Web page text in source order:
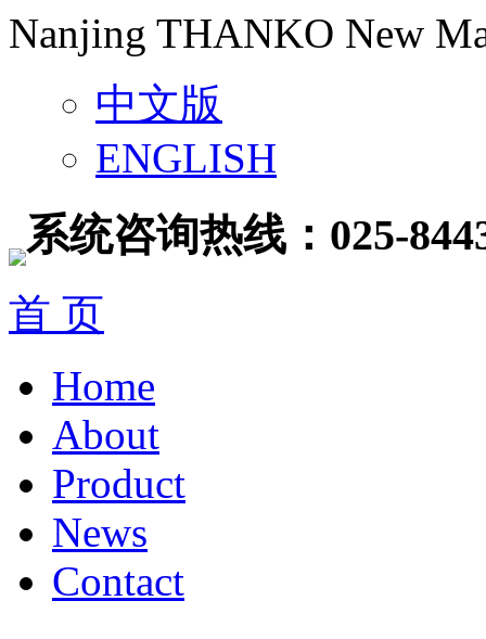
Nanjing THANKO New
中文版
ENGLISH
系统咨询热线：025-
首 页
Home
About
Product
News
Contact